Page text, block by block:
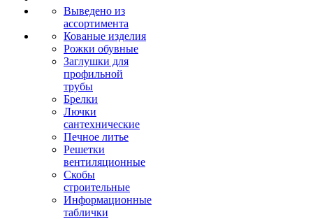
Выведено из
ассортимента
Кованые изделия
Рожки обувные
Заглушки для
профильной
трубы
Брелки
Лючки
сантехнические
Печное литье
Решетки
вентиляционные
Скобы
строительные
Информационные
таблички